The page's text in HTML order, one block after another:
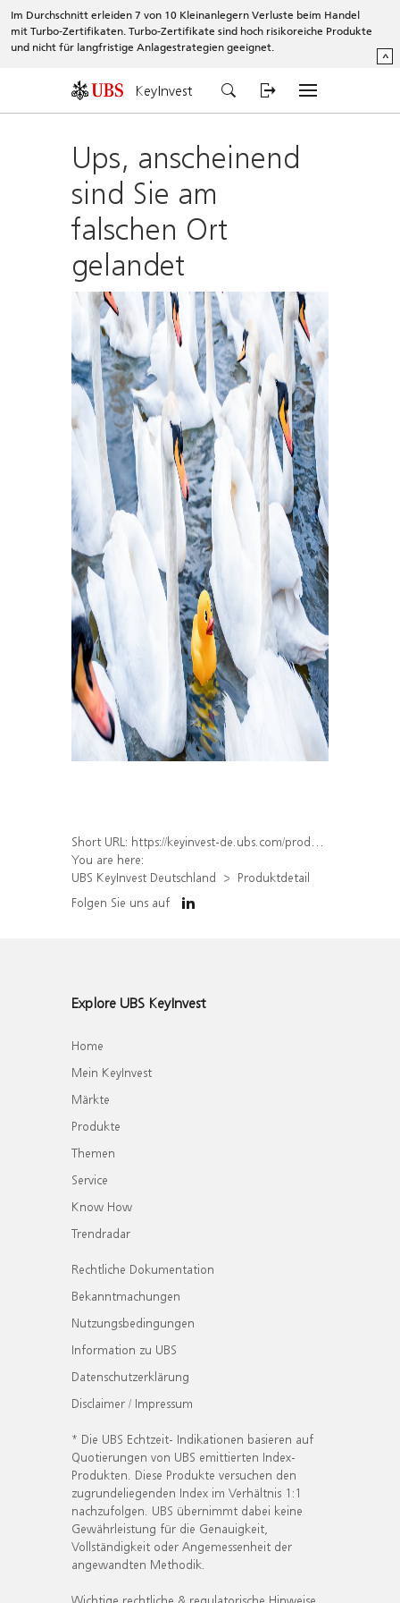
Im Durchschnitt erleiden 7 von 10 Kleinanlegern Verluste beim Handel
mit Turbo-Zertifikaten. Turbo-Zertifikate sind hoch risikoreiche Produkte
und nicht für langfristige Anlagestrategien geeignet.
^
KeyInvest
Ups, anscheinend
sind Sie am
falschen Ort
gelandet
Short URL: https://keyinvest-de.ubs.com/produkt/detail/index/isin/DE000WA7X158
You are here:
UBS KeyInvest Deutschland
Produktdetail
Folgen Sie uns auf
Explore UBS KeyInvest
Home
Mein KeyInvest
Märkte
Produkte
Themen
Service
Know How
Trendradar
Rechtliche Dokumentation
Bekanntmachungen
Nutzungsbedingungen
Information zu UBS
Datenschutzerklärung
Disclaimer / Impressum
* Die UBS Echtzeit- Indikationen basieren auf
Quotierungen von UBS emittierten Index-
Produkten. Diese Produkte versuchen den
zugrundeliegenden Index im Verhältnis 1:1
nachzufolgen. UBS übernimmt dabei keine
Gewährleistung für die Genauigkeit,
Vollständigkeit oder Angemessenheit der
angewandten Methodik.